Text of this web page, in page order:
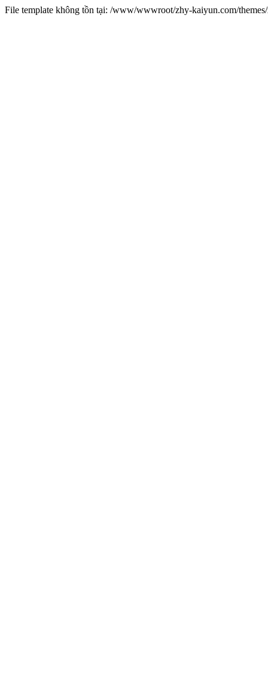
File template không tồn tại: /www/wwwroot/zhy-kaiyun.com/